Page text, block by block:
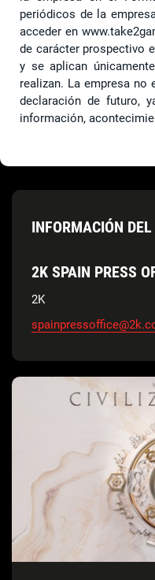
periódicos de la
acceder en
de carácter prospectivo
y se aplican
realizan. La empresa no
declaración de futuro,
información,
INFORMACIÓN
2K SPAIN PRESS
2K